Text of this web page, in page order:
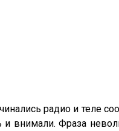
радио и теле
внимали. Фраза